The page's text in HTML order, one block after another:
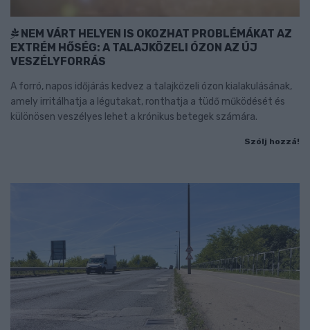
NEM VÁRT HELYEN IS OKOZHAT PROBLÉMÁKAT AZ
EXTRÉM HŐSÉG: A TALAJKÖZELI ÓZON AZ ÚJ
VESZÉLYFORRÁS
A forró, napos időjárás kedvez a talajközeli ózon kialakulásának,
amely irritálhatja a légutakat, ronthatja a tüdő működését és
különösen veszélyes lehet a krónikus betegek számára.
Szólj hozzá!